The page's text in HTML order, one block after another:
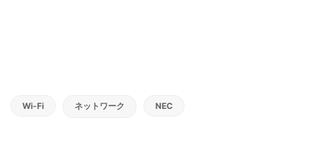
Wi-Fi ネットワーク NEC